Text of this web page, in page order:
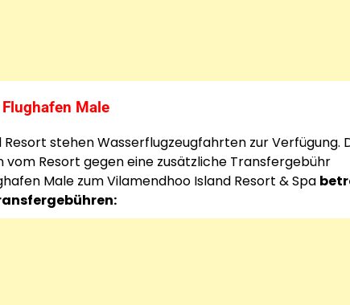
Male
stehen Wasserflugzeugfahrten zur Verfügung.
Resort gegen eine zusätzliche Transfergebühr
Male zum Vilamendhoo Island Resort & Spa